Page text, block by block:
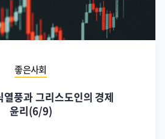
좋은사회
풍과 그리스도인의 경제
윤리(6/9)